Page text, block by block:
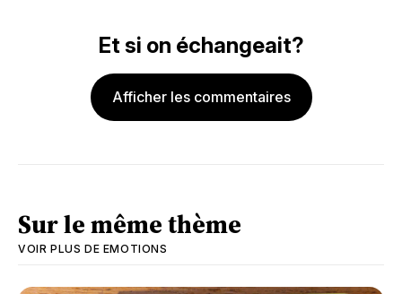
Et si on échangeait?
Afficher les commentaires
Sur le même thème
VOIR PLUS DE EMOTIONS